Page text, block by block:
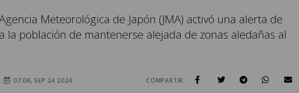
Meteorológica de Japón (JMA) activó una alerta de
la población de mantenerse alejada de zonas aledañas al
07:06, SEP 24 2024 COMPARTIR: